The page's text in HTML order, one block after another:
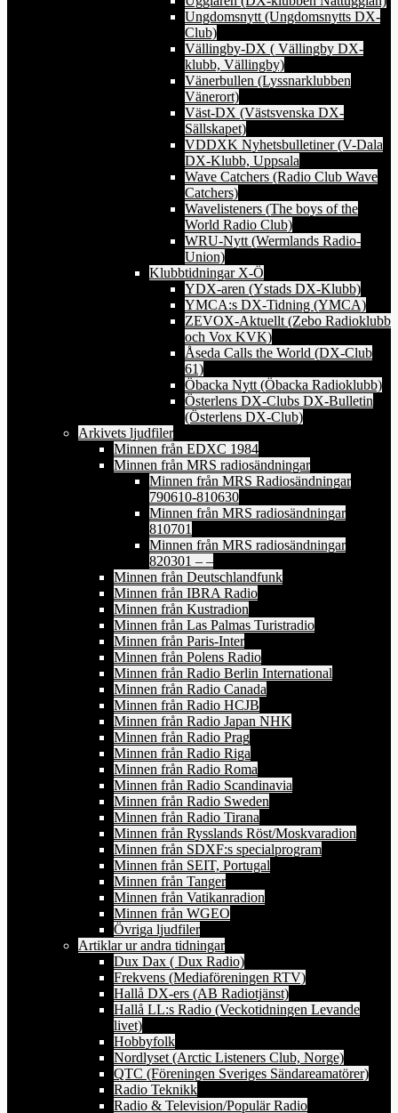
Ungdomsnytt (Ungdomsnytts DX-
Club)
Vällingby-DX ( Vällingby DX-
klubb, Vällingby)
Vänerbullen (Lyssnarklubben
Vänerort)
Väst-DX (Västsvenska DX-
Sällskapet)
VDDXK Nyhetsbulletiner (V-Dala
DX-Klubb, Uppsala
Wave Catchers (Radio Club Wave
Catchers)
Wavelisteners (The boys of the
World Radio Club)
WRU-Nytt (Wermlands Radio-
Union)
Klubbtidningar X-Ö
YDX-aren (Ystads DX-Klubb)
YMCA:s DX-Tidning (YMCA)
ZEVOX-Aktuellt (Zebo Radioklubb
och Vox KVK)
Åseda Calls the World (DX-Club
61)
Öbacka Nytt (Öbacka Radioklubb)
Österlens DX-Clubs DX-Bulletin
(Österlens DX-Club)
Arkivets ljudfiler
Minnen från EDXC 1984
Minnen från MRS radiosändningar
Minnen från MRS Radiosändningar
790610-810630
Minnen från MRS radiosändningar
810701
Minnen från MRS radiosändningar
820301 – –
Minnen från Deutschlandfunk
Minnen från IBRA Radio
Minnen från Kustradion
Minnen från Las Palmas Turistradio
Minnen från Paris-Inter
Minnen från Polens Radio
Minnen från Radio Berlin International
Minnen från Radio Canada
Minnen från Radio HCJB
Minnen från Radio Japan NHK
Minnen från Radio Prag
Minnen från Radio Riga
Minnen från Radio Roma
Minnen från Radio Scandinavia
Minnen från Radio Sweden
Minnen från Radio Tirana
Minnen från Rysslands Röst/Moskvaradion
Minnen från SDXF:s specialprogram
Minnen från SEIT, Portugal
Minnen från Tanger
Minnen från Vatikanradion
Minnen från WGEO
Övriga ljudfiler
Artiklar ur andra tidningar
Dux Dax ( Dux Radio)
Frekvens (Mediaföreningen RTV)
Hallå DX-ers (AB Radiotjänst)
Hallå LL:s Radio (Veckotidningen Levande
livet)
Hobbyfolk
Nordlyset (Arctic Listeners Club, Norge)
QTC (Föreningen Sveriges Sändareamatörer)
Radio Teknikk
Radio & Television/Populär Radio